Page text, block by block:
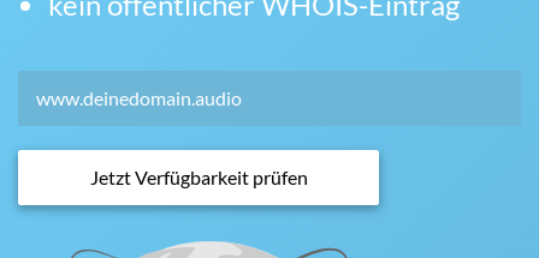
Jetzt Verfügbarkeit prüfen